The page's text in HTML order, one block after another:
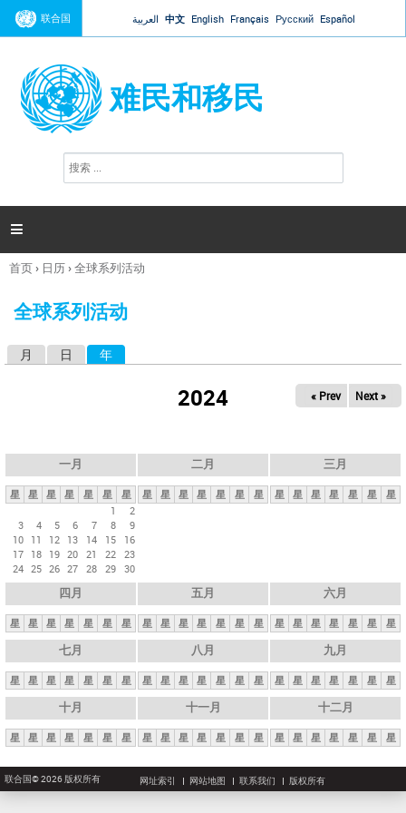
Jump to navigation
联合国 العربية 中文 English Français Русский Español
难民和移民
搜
索

你
这
首页› 日历›全球系列活动
全球系列活动
月 日 年
2024 « Prev Next »
一月
星 星 星 星 星 星
星
1
2
3
4 5 6 7 8
9
10 11 12 13 14 15
16
17 18 19 20 21 22 23
24 25 26 27 28 29 30
二月
星 星 星 星 星 星 星
三月
星 星 星 星 星 星 星
四月
星 星 星 星 星 星 星
五月
星 星 星 星 星 星 星
六月
星 星 星 星 星 星 星
七月
星 星 星 星 星 星 星
八月
星 星 星 星 星 星 星
九月
星 星 星 星 星 星 星
十月
星 星 星 星 星 星 星
十一月
星 星 星 星 星 星 星
十二月
星 星 星 星 星 星 星
联合国© 2026 版权所有 网址索引 网站地图 联系我们 版权所有